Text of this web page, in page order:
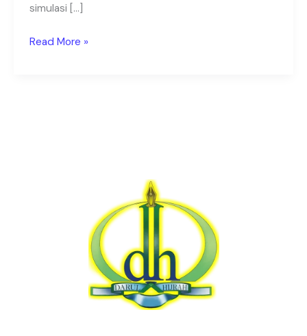
simulasi […]
Read More »